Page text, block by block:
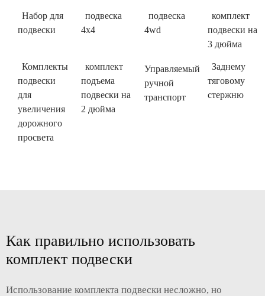
Набор для
подвески
подвеска
4x4
подвеска
4wd
комплект
подвески на
3 дюйма
Комплекты
подвески
для
увеличения
дорожного
просвета
комплект
подъема
подвески на
2 дюйма
Управляемый
ручной
транспорт
Заднему
тяговому
стержню
Как правильно использовать
комплект подвески
Использование комплекта подвески несложно, но